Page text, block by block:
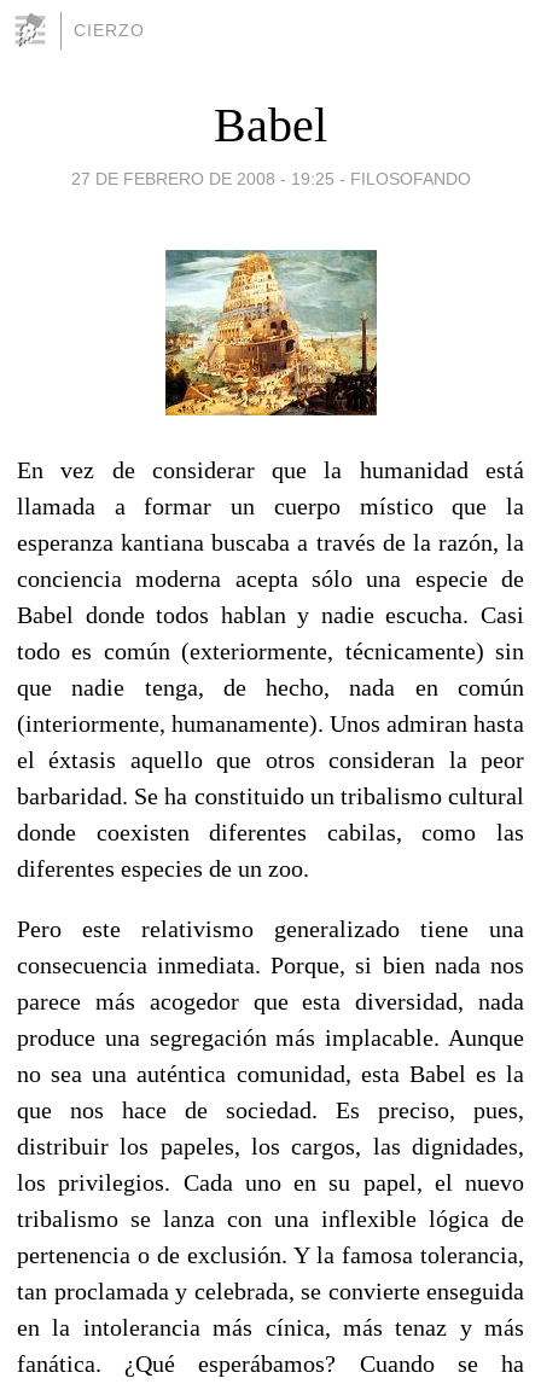
CIERZO
Babel
27 DE FEBRERO DE 2008 - 19:25 - FILOSOFANDO
En vez de considerar que la humanidad está
llamada a formar un cuerpo místico que la
esperanza kantiana buscaba a través de la razón, la
conciencia moderna acepta sólo una especie de
Babel donde todos hablan y nadie escucha. Casi
todo es común (exteriormente, técnicamente) sin
que nadie tenga, de hecho, nada en común
(interiormente, humanamente). Unos admiran hasta
el éxtasis aquello que otros consideran la peor
barbaridad. Se ha constituido un tribalismo cultural
donde coexisten diferentes cabilas, como las
diferentes especies de un zoo.
Pero este relativismo generalizado tiene una
consecuencia inmediata. Porque, si bien nada nos
parece más acogedor que esta diversidad, nada
produce una segregación más implacable. Aunque
no sea una auténtica comunidad, esta Babel es la
que nos hace de sociedad. Es preciso, pues,
distribuir los papeles, los cargos, las dignidades,
los privilegios. Cada uno en su papel, el nuevo
tribalismo se lanza con una inflexible lógica de
pertenencia o de exclusión. Y la famosa tolerancia,
tan proclamada y celebrada, se convierte enseguida
en la intolerancia más cínica, más tenaz y más
fanática. ¿Qué esperábamos? Cuando se ha